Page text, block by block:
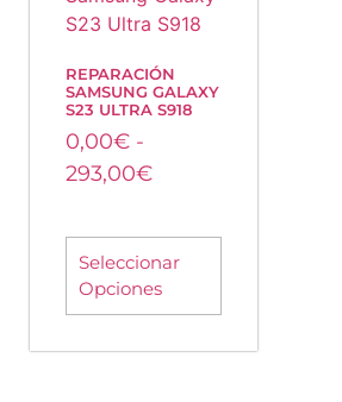
REPARACIÓN
SAMSUNG GALAXY
S23 ULTRA S918
0,00€ -
293,00€
Seleccionar
Opciones